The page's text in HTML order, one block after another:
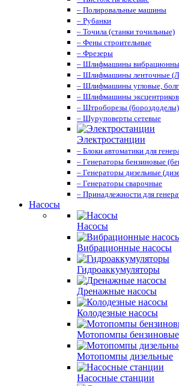
– Полировальные машины
– Рубанки
– Точила (станки точильные)
– Фены строительные
– Фрезеры
– Шлифмашины
– Шлифмашины ленточные
– Шлифмашины угловые,
– Шлифмашины
– Штроборезы (бороздоделы)
– Шуруповерты сетевые
Электростанции
– Блоки автоматики для
– Генераторы бензиновые
– Генераторы дизельные
– Генераторы сварочные
– Принадлежности для
Насосы
Насосы
Вибрационные насосы
Гидроаккумуляторы
Дренажные насосы
Колодезные насосы
Мотопомпы бензиновые
Мотопомпы дизельные
Насосные станции